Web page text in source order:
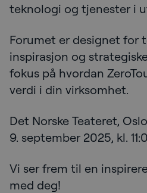
teknologi og tjenester i
Forumet er designet for
inspirasjon og
fokus på hvordan
verdi i din virksomhet.
Det Norske Teateret, Oslo
9. september 2025, kl.
Vi ser frem til en
med deg!